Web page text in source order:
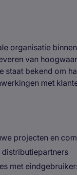
organisatie
van
staat bekend om
met
projecten en
distributiepartners
met